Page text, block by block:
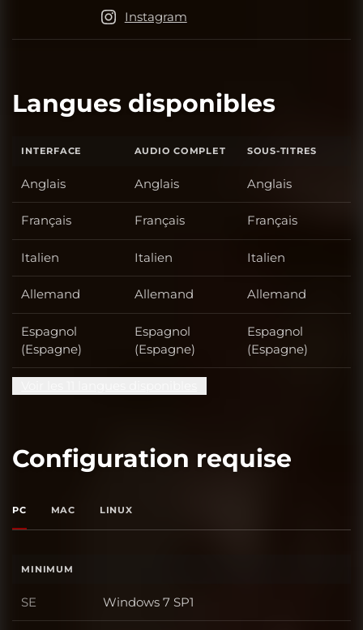
Instagram
Langues disponibles
INTERFACE AUDIO COMPLET SOUS-TITRES
Anglais Anglais Anglais
Français Français Français
Italien Italien Italien
Allemand Allemand Allemand
Espagnol
(Espagne)
Espagnol
(Espagne)
Espagnol
(Espagne)
Configuration requise
PC MAC LINUX
MINIMUM
SE SE
Windows 7 SP1